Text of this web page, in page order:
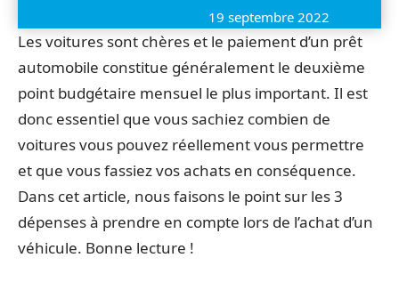
19 septembre 2022
Les voitures sont chères et le paiement d’un prêt
automobile constitue généralement le deuxième
point budgétaire mensuel le plus important. Il est
donc essentiel que vous sachiez combien de
voitures vous pouvez réellement vous permettre
et que vous fassiez vos achats en conséquence.
Dans cet article, nous faisons le point sur les 3
dépenses à prendre en compte lors de l’achat d’un
véhicule. Bonne lecture !